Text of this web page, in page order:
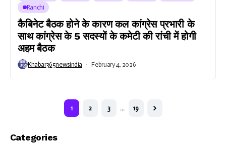
Ranchi
कैबिनेट बैठक होने के कारण कल कांग्रेस प्रभारी के
साथ कांग्रेस के 5 सदस्यों के कमेटी की रांची में होगी
अहम बैठक
Khabar365newsindia February 4, 2026
1 2 3 … 19
Categories